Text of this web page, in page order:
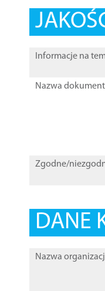
Informacje na
Nazwa
Zgodne/
DANE
Nazwa